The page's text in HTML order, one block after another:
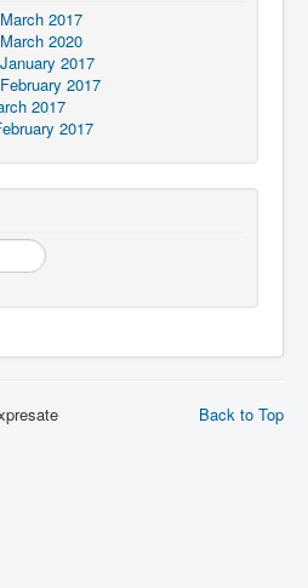
2017
2020
2017
2017
2017
2017
Back to Top